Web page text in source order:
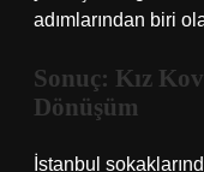
adımlarından biri
Sonuç: Kız
Dönüşüm
İstanbul